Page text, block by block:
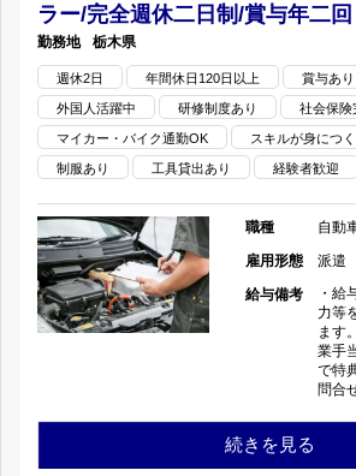
制/
賞
与
車
デ
ィ
ー
ー/
休
栃
木
市
×
自
員】
ラー/完全週休二日制/賞与年二回
栃木県
週休2日 年間休日120日以上 賞与あり
外国人活躍中 研修制度あり 社会保険
マイカー・バイク通勤OK スキルが身につく
制服あり 工具貸出あり 経験者歓迎
職種
自動
雇用形態
派遣
給与備考
・給
力等
ます
業手
で特
問合
【栃
続きを見る